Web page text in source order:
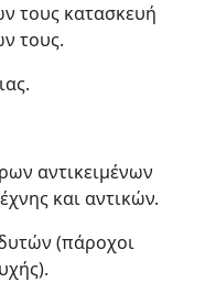
τους κατασκευή
τους.
αντικειμένων
και αντικών.
(πάροχοι